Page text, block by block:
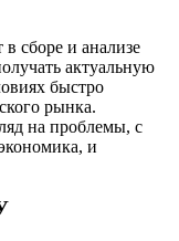
сборе и анализе
актуальную
быстро
рынка.
на проблемы, с
и